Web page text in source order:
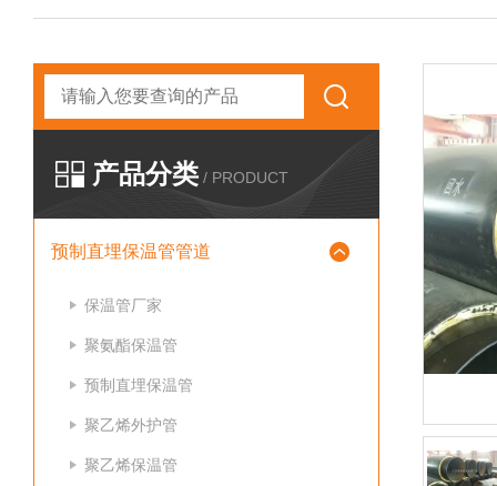
产品分类 / PRODUCT
预制直埋保温管管道
保温管厂家
聚氨酯保温管
预制直埋保温管
聚乙烯外护管
聚乙烯保温管